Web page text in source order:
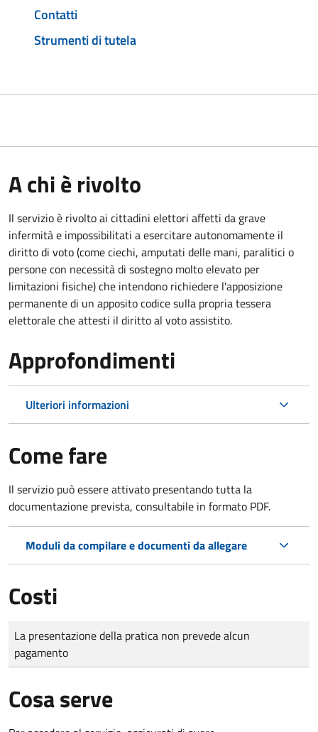
Contatti
Strumenti di tutela
A chi è rivolto
Il servizio è rivolto ai cittadini elettori affetti da grave
infermità e impossibilitati a esercitare autonomamente il
diritto di voto (come ciechi, amputati delle mani, paralitici o
persone con necessità di sostegno molto elevato per
limitazioni fisiche) che intendono richiedere l'apposizione
permanente di un apposito codice sulla propria tessera
elettorale che attesti il diritto al voto assistito.
Approfondimenti
Ulteriori informazioni
Come fare
Il servizio può essere attivato presentando tutta la
documentazione prevista, consultabile in formato PDF.
Moduli da compilare e documenti da allegare
Costi
Tipo di pagamento
Importo
La presentazione della pratica non prevede alcun
pagamento
Cosa serve